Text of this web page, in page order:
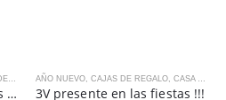
,CASA MADERO,CENAS, BRINDIS Y
2 V presente en las fiestas !!!
AÑO NUEVO, CAJAS DE REGALO, CASA MADERO
3V presente en las fiestas !!!